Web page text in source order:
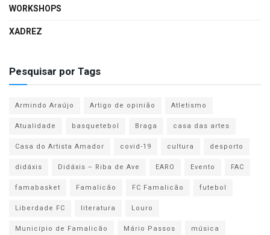
WORKSHOPS
XADREZ
Pesquisar por Tags
Armindo Araújo Artigo de opinião
Atletismo
Atualidade
basquetebol Braga
casa das artes
Casa do Artista Amador
covid-19 cultura
desporto
didáxis
Didáxis – Riba de Ave EARO Evento
FAC
famabasket
Famalicão FC Famalicão
futebol
Liberdade FC
literatura
Louro
Município de Famalicão
Mário Passos
música